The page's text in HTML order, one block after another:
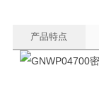
产品特点